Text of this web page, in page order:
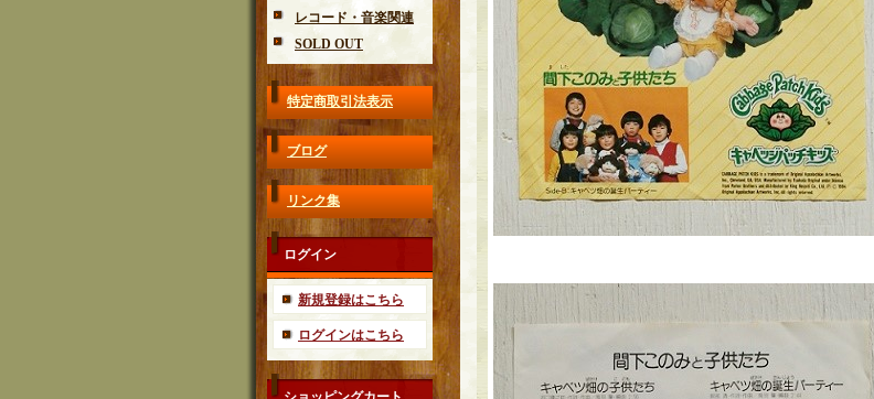
レコード・音楽関連
SOLD OUT
特定商取引法表示
ブログ
リンク集
ログイン
新規登録はこちら
ログインはこちら